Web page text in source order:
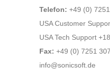
Telefon: +49 (0)
USA Customer
USA Tech Support
Fax: +49 (0) 7251
info@sonicsoft.de